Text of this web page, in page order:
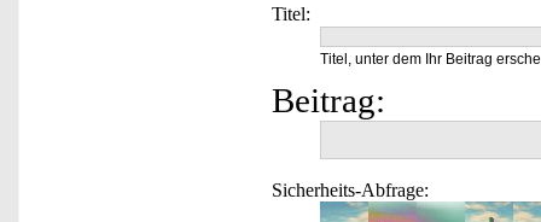
Titel:
Titel, unter dem Ihr Beitrag
Beitrag:
Sicherheits-Abfrage: